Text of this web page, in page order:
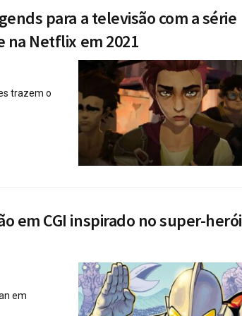
para a televisão com a série
Netflix em 2021
trazem o
em CGI inspirado no super-herói
em